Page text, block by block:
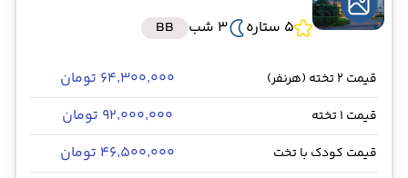
5 ستاره
3 شب BB
قیمت 2 تخته (هرنفر) ۶۴٬۳۰۰٬۰۰۰ تومان
قیمت 1 تخته ۹۲٬۰۰۰٬۰۰۰ تومان
قیمت کودک با تخت ۴۶٬۵۰۰٬۰۰۰ تومان